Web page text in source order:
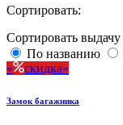
Сортировать:
Сортировать выдачу
По названию
скидка
Замок багажника